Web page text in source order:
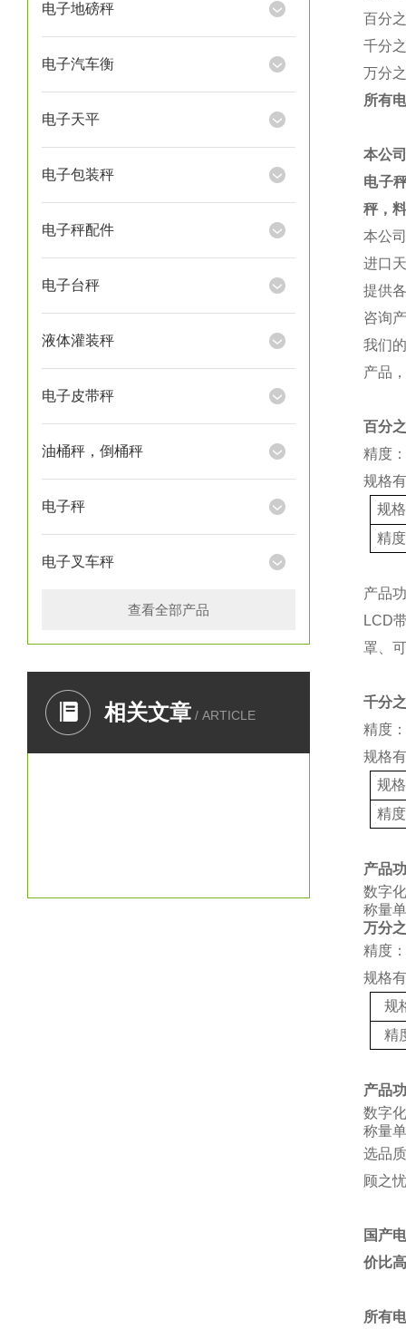
电子地磅秤
电子汽车衡
电子天平
电子包装秤
电子秤配件
电子台秤
液体灌装秤
电子皮带秤
油桶秤，倒桶秤
电子秤
电子叉车秤
查看全部产品
相关文章 / ARTICLE
百分
千分
万分
所有
本公
电子
秤，
本公
进口
提供
咨询
我们
产品
百分
精度
规格
规格
精度
产品
LCD
罩、
千分
精度
规格
规格
精度
产品
数字
称量
万分
精度
规格
规
精
产品
数字
称量
选品
顾之
国产
价比
所有